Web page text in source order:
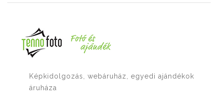
Képkidolgozás, webáruház, egyedi ajándékok
áruháza